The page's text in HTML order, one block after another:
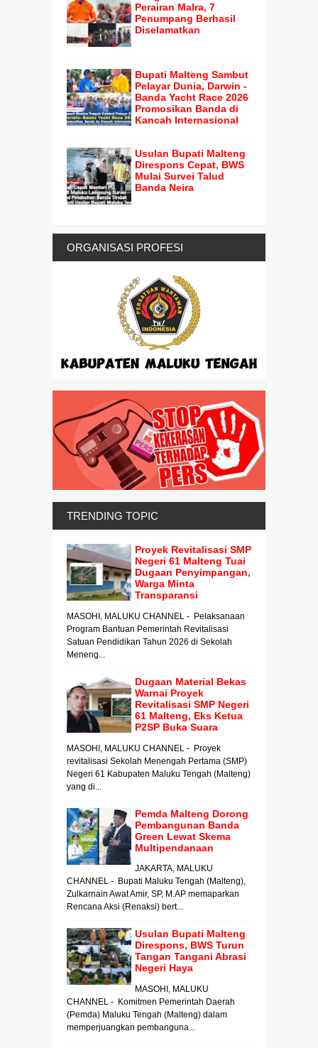
Perairan Malra, 7
Penumpang Berhasil
Diselamatkan
Bupati Malteng Sambut
Pelayar Dunia, Darwin -
Banda Yacht Race 2026
Promosikan Banda di
Kancah Internasional
Usulan Bupati Malteng
Direspons Cepat, BWS
Mulai Survei Talud
Banda Neira
ORGANISASI PROFESI
TRENDING TOPIC
Proyek Revitalisasi SMP
Negeri 61 Malteng Tuai
Dugaan Penyimpangan,
Warga Minta
Transparansi
MASOHI, MALUKU CHANNEL - Pelaksanaan
Program Bantuan Pemerintah Revitalisasi
Satuan Pendidikan Tahun 2026 di Sekolah
Meneng...
Dugaan Material Bekas
Warnai Proyek
Revitalisasi SMP Negeri
61 Malteng, Eks Ketua
P2SP Buka Suara
MASOHI, MALUKU CHANNEL - Proyek
revitalisasi Sekolah Menengah Pertama (SMP)
Negeri 61 Kabupaten Maluku Tengah (Malteng)
yang di...
Pemda Malteng Dorong
Pembangunan Banda
Green Lewat Skema
Multipendanaan
JAKARTA, MALUKU
CHANNEL - Bupati Maluku Tengah (Malteng),
Zulkarnain Awat Amir, SP, M.AP memaparkan
Rencana Aksi (Renaksi) bert...
Usulan Bupati Malteng
Direspons, BWS Turun
Tangan Tangani Abrasi
Negeri Haya
MASOHI, MALUKU
CHANNEL - Komitmen Pemerintah Daerah
(Pemda) Maluku Tengah (Malteng) dalam
memperjuangkan pembanguna...